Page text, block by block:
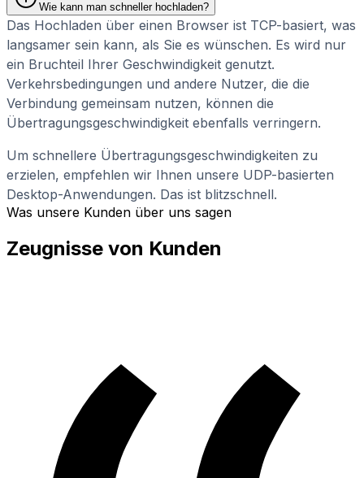
Wie kann man schneller hochladen?
Das Hochladen über einen Browser ist TCP-basiert, was
langsamer sein kann, als Sie es wünschen. Es wird nur
ein Bruchteil Ihrer Geschwindigkeit genutzt.
Verkehrsbedingungen und andere Nutzer, die die
Verbindung gemeinsam nutzen, können die
Übertragungsgeschwindigkeit ebenfalls verringern.
Um schnellere Übertragungsgeschwindigkeiten zu
erzielen, empfehlen wir Ihnen unsere UDP-basierten
Desktop-Anwendungen. Das ist blitzschnell.
Was unsere Kunden über uns sagen
Zeugnisse von Kunden